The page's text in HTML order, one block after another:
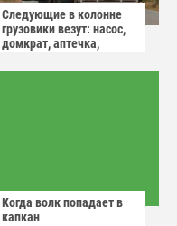
Следующие в колонне
грузовики везут: насос,
домкрат, аптечка,
Когда волк попадает в
капкан